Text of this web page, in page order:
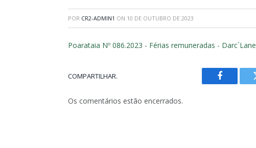
POR CR2-ADMIN1 ON 10 DE OUTUBRO DE 2023
Poarataia Nº 086.2023 - Férias remuneradas - Darc`Lane
COMPARTILHAR.
Facebook
Os comentários estão encerrados.